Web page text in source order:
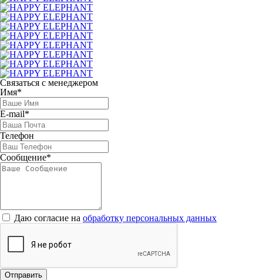
Связаться с менеджером
Имя*
E-mail*
Телефон
Сообщение*
Даю согласие на обработку персональных данных
Отправить